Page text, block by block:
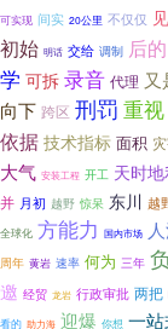
可实现 间实 20公里 不仅仅
初始 明话 交给 调制 后的
学 可拆 录音 代理 又
向下 跨区 刑罚 重视
依据 技术指标 面积
大气 安装工程 开工 天时
并 月初 越野 惊呆 东川 越
全球化 方能力 国内市场
周年 黄岩 速率 何为 三年
邀 经贸 龙岩 行政审批 两把
看的 助力海 迎爆 你想 一

